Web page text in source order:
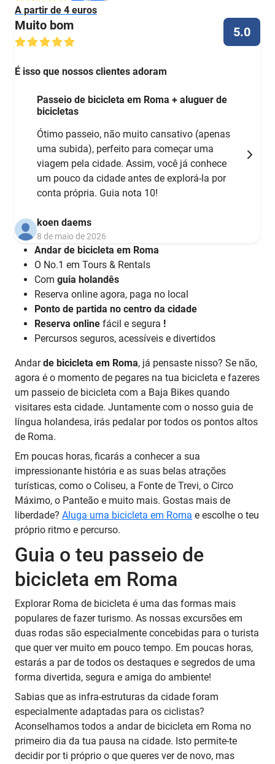
A partir de 4 euros
Muito bom 5.0
É isso que nossos clientes adoram
Passeio de bicicleta em Roma + aluguer de
bicicletas
Ótimo passeio, não muito cansativo (apenas
uma subida), perfeito para começar uma
viagem pela cidade. Assim, você já conhece
um pouco da cidade antes de explorá-la por
conta própria. Guia nota 10!
koen daems
8 de maio de 2026
Andar de bicicleta em Roma
O No.1 em Tours & Rentals
Com guia holandês
Reserva online agora, paga no local
Ponto de partida no centro da cidade
Reserva online fácil e segura !
Percursos seguros, acessíveis e divertidos
Andarde bicicleta em Roma, já pensaste nisso? Se não,
agora é o momento de pegares na tua bicicleta e fazeres
um passeio de bicicleta com a Baja Bikes quando
visitares esta cidade. Juntamente com o nosso guia de
língua holandesa, irás pedalar por todos os pontos altos
de Roma.
Em poucas horas, ficarás a conhecer a sua
impressionante história e as suas belas atrações
turísticas, como o Coliseu, a Fonte de Trevi, o Circo
Máximo, o Panteão e muito mais. Gostas mais de
liberdade? Aluga uma bicicleta em Roma e escolhe o teu
próprio ritmo e percurso.
Guia o teu passeio de
bicicleta em Roma
Explorar Roma de bicicleta é uma das formas mais
populares de fazer turismo. As nossas excursões em
duas rodas são especialmente concebidas para o turista
que quer ver muito em pouco tempo. Em poucas horas,
estarás a par de todos os destaques e segredos de uma
forma divertida, segura e amiga do ambiente!
Sabias que as infra-estruturas da cidade foram
especialmente adaptadas para os ciclistas?
Aconselhamos todos a andar de bicicleta em Roma no
primeiro dia da tua pausa na cidade. Isto permite-te
decidir por ti próprio o que queres ver de novo, mas